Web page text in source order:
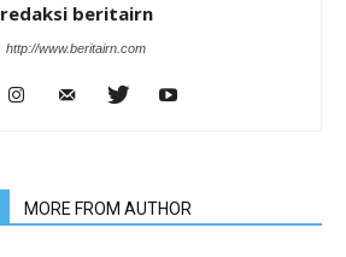
redaksi beritairn
http://www.beritairn.com
MORE FROM AUTHOR